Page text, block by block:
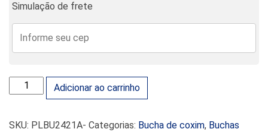
Simulação de frete
BUCHA COXIM DO MOTOR - CHRYSLER GRAND
Adicionar ao carrinho
SKU: PLBU2421A- Categorias: Bucha de coxim, Buchas